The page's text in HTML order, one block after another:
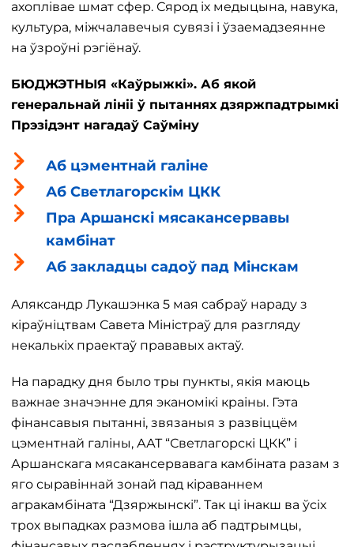
ахоплівае шмат сфер. Сярод іх медыцына, навука,
культура, міжчалавечыя сувязі і ўзаемадзеянне
на ўзроўні рэгіёнаў.
БЮДЖЭТНЫЯ «Каўрыжкі». Аб якой
генеральнай лініі ў пытаннях дзяржпадтрымкі
Прэзідэнт нагадаў Саўміну
Аб цэментнай галіне
Аб Светлагорскім ЦКК
Пра Аршанскі мясакансервавы
камбінат
Аб закладцы садоў пад Мінскам
Аляксандр Лукашэнка 5 мая сабраў нараду з
кіраўніцтвам Савета Міністраў для разгляду
некалькіх праектаў прававых актаў.
На парадку дня было тры пункты, якія маюць
важнае значэнне для эканомікі краіны. Гэта
фінансавыя пытанні, звязаныя з развіццём
цэментнай галіны, ААТ “Светлагорскі ЦКК” і
Аршанскага мясакансервавага камбіната разам з
яго сыравіннай зонай пад кіраваннем
агракамбіната “Дзяржынскі”. Так ці інакш ва ўсіх
трох выпадках размова ішла аб падтрымцы,